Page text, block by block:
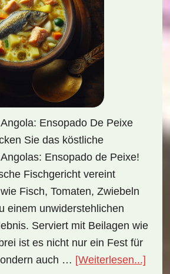
Ensopado De Peixe
Sie das köstliche
Ensopado de Peixe!
Fischgericht vereint
Fisch, Tomaten, Zwiebeln
einem unwiderstehlichen
Serviert mit Beilagen wie
ist es nicht nur ein Fest für
auch … [Weiterlesen...]